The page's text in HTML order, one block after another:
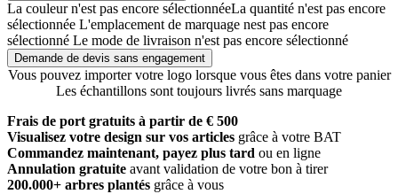
La couleur n'est pas encore sélectionnéeLa quantité n'est pas encore
sélectionnée L'emplacement de marquage nest pas encore
sélectionné Le mode de livraison n'est pas encore sélectionné
Demande de devis sans engagement
Vous pouvez importer votre logo lorsque vous êtes dans votre panier
Les échantillons sont toujours livrés sans marquage
Frais de port gratuits à partir de € 500
Visualisez votre design sur vos articles grâce à votre BAT
Commandez maintenant, payez plus tard ou en ligne
Annulation gratuite avant validation de votre bon à tirer
200.000+ arbres plantés grâce à vous